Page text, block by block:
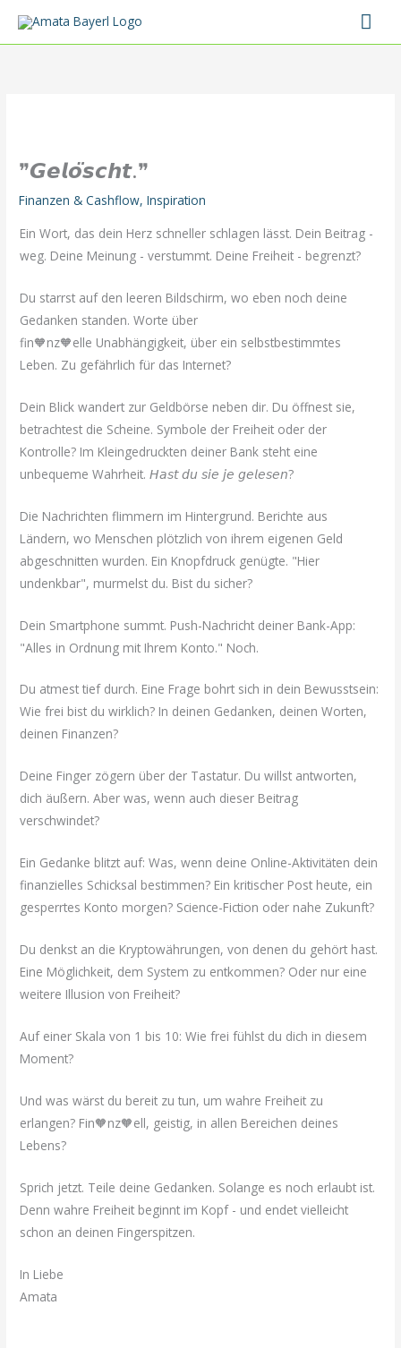
Inhalt
❞𝙂𝙚𝙡𝙤̈𝙨𝙘𝙝𝙩.❞
Finanzen & Cashflow,Inspiration
Ein Wort, das dein Herz schneller schlagen lässt. Dein Beitrag -
weg. Deine Meinung - verstummt. Deine Freiheit - begrenzt?
Du starrst auf den leeren Bildschirm, wo eben noch deine
Gedanken standen. Worte über
fin🧡nz🧡elle Unabhängigkeit, über ein selbstbestimmtes
Leben. Zu gefährlich für das Internet?
Dein Blick wandert zur Geldbörse neben dir. Du öffnest sie,
betrachtest die Scheine. Symbole der Freiheit oder der
Kontrolle? Im Kleingedruckten deiner Bank steht eine
unbequeme Wahrheit. 𝘏𝘢𝘴𝘵 𝘥𝘶 𝘴𝘪𝘦 𝘫𝘦 𝘨𝘦𝘭𝘦𝘴𝘦𝘯?
Die Nachrichten flimmern im Hintergrund. Berichte aus
Ländern, wo Menschen plötzlich von ihrem eigenen Geld
abgeschnitten wurden. Ein Knopfdruck genügte. "Hier
undenkbar", murmelst du. Bist du sicher?
Dein Smartphone summt. Push-Nachricht deiner Bank-App:
"Alles in Ordnung mit Ihrem Konto." Noch.
Du atmest tief durch. Eine Frage bohrt sich in dein Bewusstsein:
Wie frei bist du wirklich? In deinen Gedanken, deinen Worten,
deinen Finanzen?
Deine Finger zögern über der Tastatur. Du willst antworten,
dich äußern. Aber was, wenn auch dieser Beitrag
verschwindet?
Ein Gedanke blitzt auf: Was, wenn deine Online-Aktivitäten dein
finanzielles Schicksal bestimmen? Ein kritischer Post heute, ein
gesperrtes Konto morgen? Science-Fiction oder nahe Zukunft?
Du denkst an die Kryptowährungen, von denen du gehört hast.
Eine Möglichkeit, dem System zu entkommen? Oder nur eine
weitere Illusion von Freiheit?
Auf einer Skala von 1 bis 10: Wie frei fühlst du dich in diesem
Moment?
Und was wärst du bereit zu tun, um wahre Freiheit zu
erlangen? Fin🧡nz🧡ell, geistig, in allen Bereichen deines
Lebens?
Sprich jetzt. Teile deine Gedanken. Solange es noch erlaubt ist.
Denn wahre Freiheit beginnt im Kopf - und endet vielleicht
schon an deinen Fingerspitzen.
In Liebe
Amata